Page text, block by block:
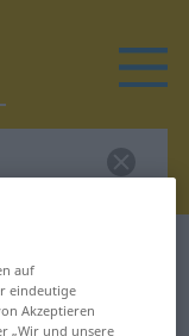
auf
eindeutige
Akzeptieren
„Wir und unsere